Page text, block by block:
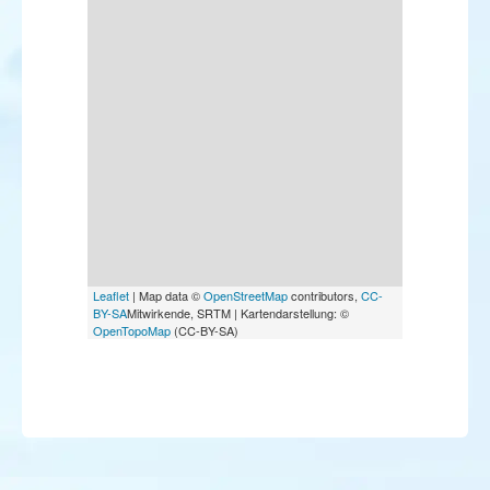
Leaflet | Map data ©OpenStreetMapcontributors, CC-
BY-SAMitwirkende, SRTM | Kartendarstellung: ©
OpenTopoMap (CC-BY-SA)